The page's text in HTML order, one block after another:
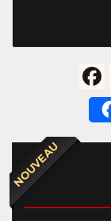
NOUVEAU